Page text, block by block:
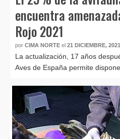
encuentra
Rojo 2021
por CIMA NORTE el 21 DICIEMBRE, 2021
La actualización, 17 años
Aves de España permite